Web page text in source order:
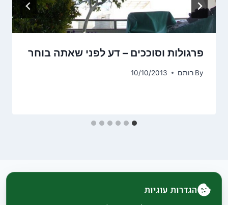
פרגולות וסוככים – דע לפני שאתה בוחר
By רותם 10/10/2013
הגדרות עוגיות